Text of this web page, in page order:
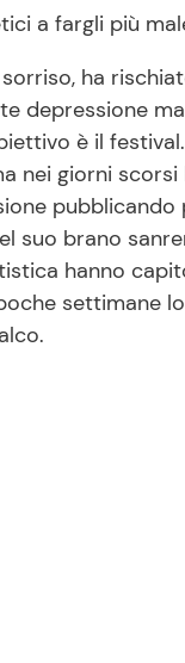
a fargli più
ha
depressione
è il festival.
nei giorni scorsi
suo brano
hanno
settimane